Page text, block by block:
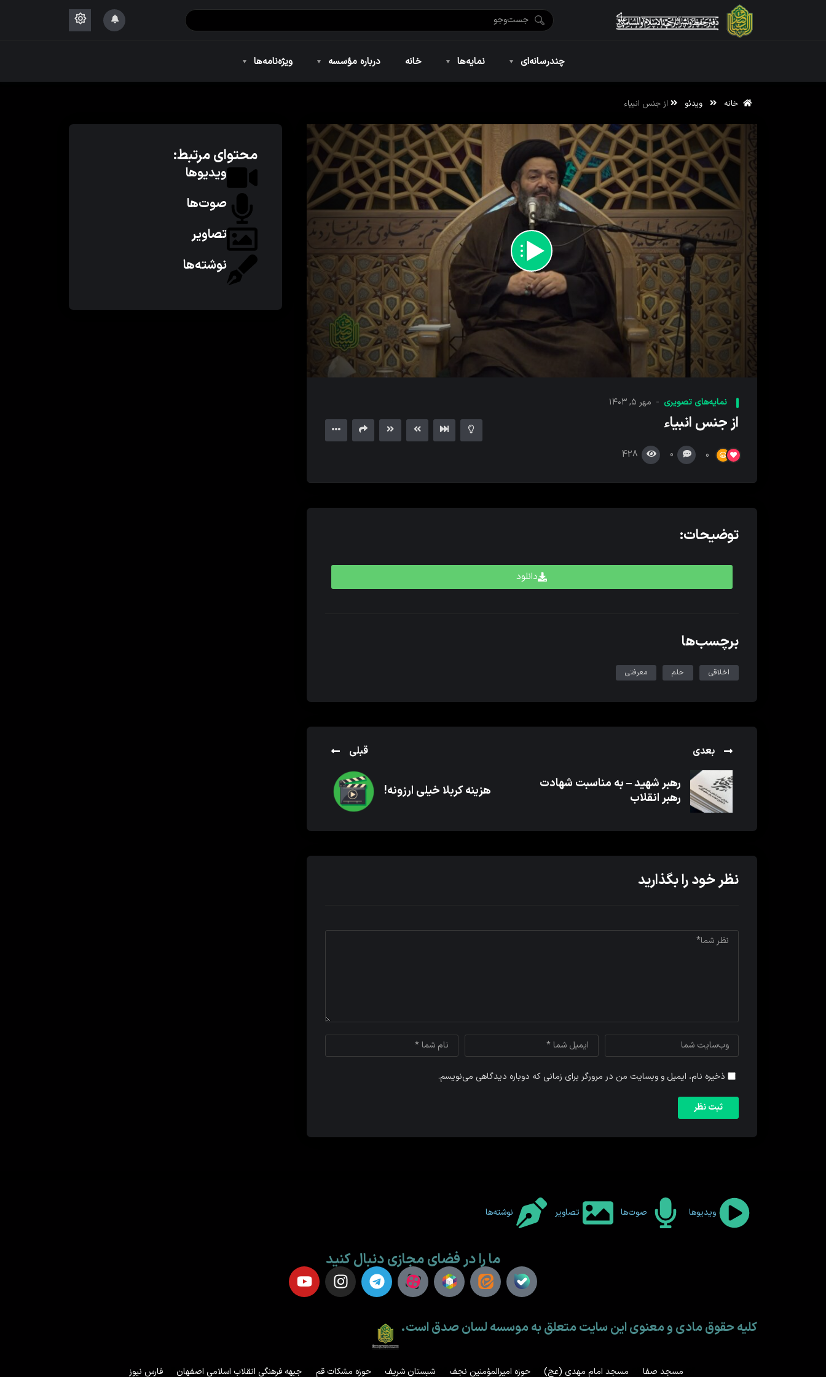
چندرسانه‌ای نمایه‌ها خانه درباره مؤسسه ویژه‌نامه‌ها
خانه ویدئو از جنس انبیاء
00:00
00:00
نمایه‌های تصویری مهر ۵, ۱۴۰۳
از جنس انبیاء
0
0
428
توضیحات:
دانلود
برچسب‌ها
اخلاقی حلم معرفتی
بعدی
رهبر شهید – به مناسبت شهادت
رهبر انقلاب
قبلی
هزینه کربلا خیلی ارزونه!
نظر خود را بگذارید
ذخیره نام، ایمیل و وبسایت من در مرورگر برای زمانی که دوباره دیدگاهی می‌نویسم.
محتوای مرتبط:
ویدیوها
صوت‌ها
تصاویر
نوشته‌ها
ویدیوها صوت‌ها تصاویر نوشته‌ها
ما را در فضای مجازی دنبال کنید
کلیه حقوق مادی و معنوی این سایت متعلق به موسسه لسان صدق است.
مسجد صفا مسجد امام مهدی (عج) حوزه امیرالمؤمنین نجف شبستان شریف حوزه مشکات قم جبهه فرهنگی انقلاب اسلامی اصفهان فارس نیوز